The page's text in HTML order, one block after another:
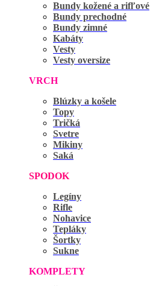
Bundy kožené a rifľové
Bundy prechodné
Bundy zimné
Kabáty
Vesty
Vesty oversize
VRCH
Blúzky a košele
Topy
Tričká
Svetre
Mikiny
Saká
SPODOK
Legíny
Rifle
Nohavice
Tepláky
Šortky
Sukne
KOMPLETY